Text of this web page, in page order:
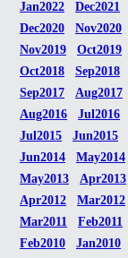
Jan2022
Dec2021
Dec2020
Nov2020
Nov2019
Oct2019
Oct2018
Sep2018
Sep2017
Aug2017
Aug2016
Jul2016
Jul2015
Jun2015
Jun2014
May2014
May2013
Apr2013
Apr2012
Mar2012
Mar2011
Feb2011
Feb2010
Jan2010